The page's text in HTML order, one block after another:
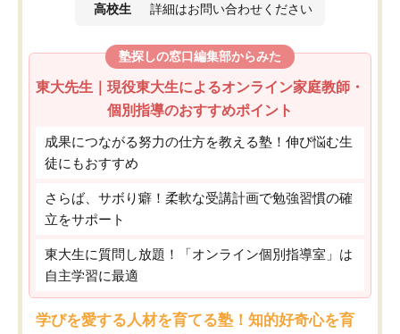
高校生 詳細はお問い合わせください
塾探しの窓口編集部からみた
東大先生｜現役東大生によるオンライン家庭教師・
個別指導のおすすめポイント
成果につながる努力の仕方を教える塾！伸び悩む生
徒にもおすすめ
さらば、サボり癖！柔軟な受講計画で勉強習慣の確
立をサポート
東大生に質問し放題！「オンライン個別指導室」は
自主学習に最適
学びを愛する人材を育てる塾！知的好奇心を育